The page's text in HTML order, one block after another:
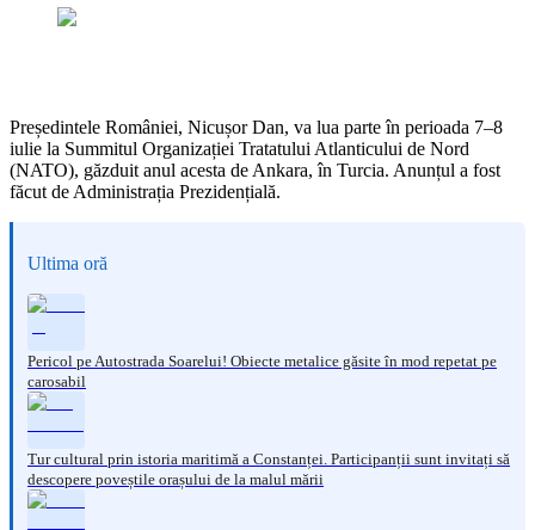
Președintele României, Nicușor Dan, va lua parte în perioada 7–8
iulie la Summitul Organizației Tratatului Atlanticului de Nord
(NATO), găzduit anul acesta de Ankara, în Turcia. Anunțul a fost
făcut de Administrația Prezidențială.
Ultima oră
Pericol pe Autostrada Soarelui! Obiecte metalice găsite în mod repetat pe
carosabil
Tur cultural prin istoria maritimă a Constanței. Participanții sunt invitați să
descopere poveștile orașului de la malul mării